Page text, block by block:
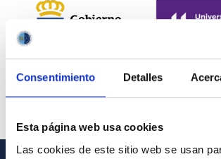
Consentimiento Detalles
Esta página web usa cookies
Las cookies de este sitio web se usan